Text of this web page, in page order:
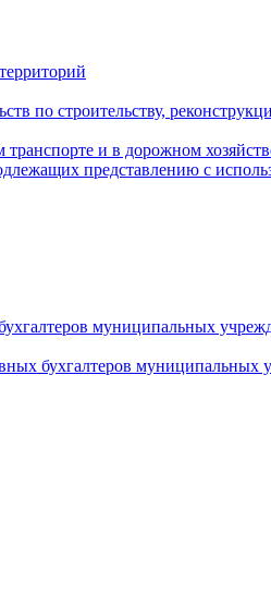
по строительству,
и в дорожном
представлению с
муниципальных
бухгалтеров